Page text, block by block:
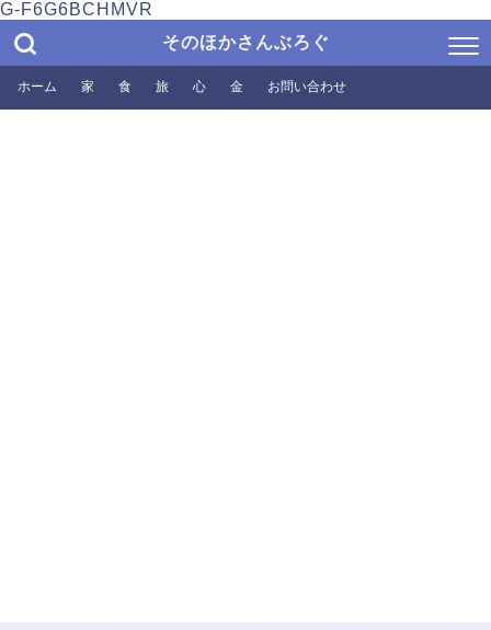
G-F6G6BCHMVR
そのほかさんぶろぐ
ホーム 家 食 旅 心 金 お問い合わせ